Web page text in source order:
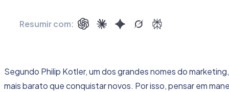
Resumir com:
Segundo Philip Kotler, um dos grandes nomes do
mais barato que conquistar novos. Por isso, pensar em